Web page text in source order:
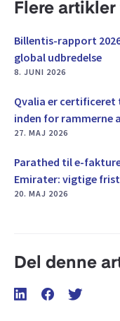
Flere artikler
Billentis-rapport
global udbredelse
8. JUNI 2026
Qvalia er
inden for rammerne
27. MAJ 2026
Parathed til e-
Emirater: vigtige
20. MAJ 2026
Del denne